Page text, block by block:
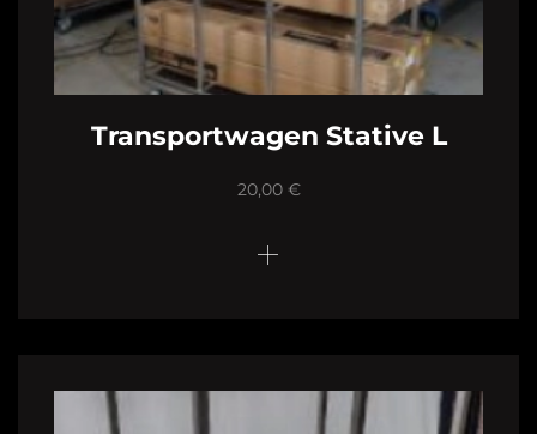
Transportwagen Stative L
20,00 €